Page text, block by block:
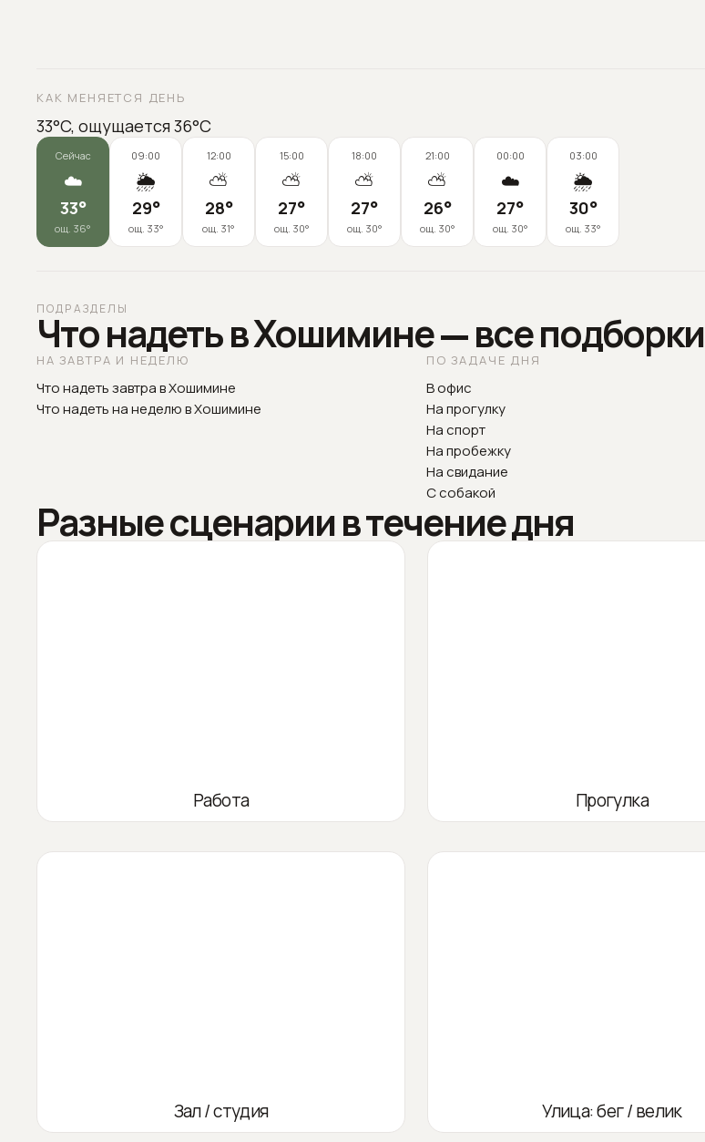
КАК МЕНЯЕТСЯ ДЕНЬ
33°C, ощущается 36°C
Сейчас
☁️
33°
ощ. 36°
09:00
🌦️
29°
ощ. 33°
12:00
⛅
28°
ощ. 31°
15:00
⛅
27°
ощ. 30°
18:00
⛅
27°
ощ. 30°
21:00
⛅
26°
ощ. 30°
00:00
☁️
27°
ощ. 30°
03:00
🌦️
30°
ощ. 33°
ПОДРАЗДЕЛЫ
Что надеть в Хошимине — все подборки
НА ЗАВТРА И НЕДЕЛЮ
Что надеть завтра в Хошимине
Что надеть на неделю в Хошимине
ПО ЗАДАЧЕ ДНЯ
В офис
На прогулку
На спорт
На пробежку
На свидание
С собакой
Разные сценарии в течение дня
Работа Прогулка
Зал / студия Улица: бег / велик